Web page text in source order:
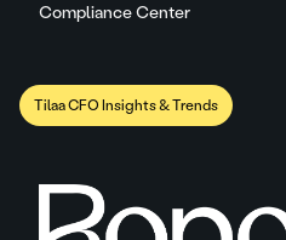
Compliance Center
Tilaa CFO Insights & Trends